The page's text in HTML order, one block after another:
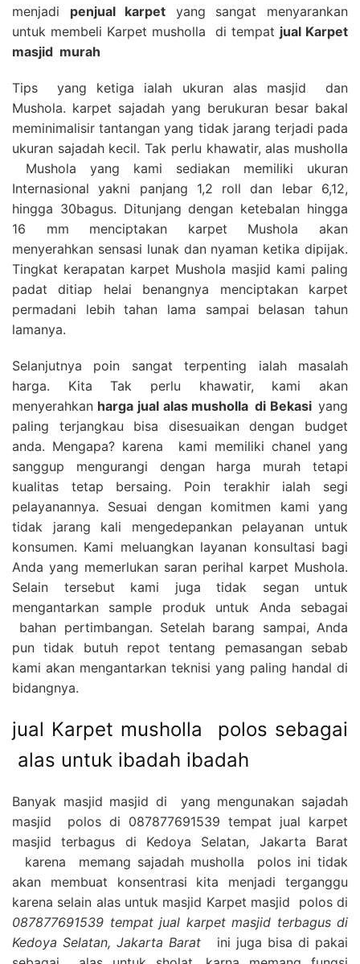
menjadi penjual karpet yang sangat menyarankan
untuk membeli Karpet musholla di tempat jual Karpet
masjid murah
Tips yang ketiga ialah ukuran alas masjid dan
Mushola. karpet sajadah yang berukuran besar bakal
meminimalisir tantangan yang tidak jarang terjadi pada
ukuran sajadah kecil. Tak perlu khawatir, alas musholla
Mushola yang kami sediakan memiliki ukuran
Internasional yakni panjang 1,2 roll dan lebar 6,12,
hingga 30bagus. Ditunjang dengan ketebalan hingga
16 mm menciptakan karpet Mushola akan
menyerahkan sensasi lunak dan nyaman ketika dipijak.
Tingkat kerapatan karpet Mushola masjid kami paling
padat ditiap helai benangnya menciptakan karpet
permadani lebih tahan lama sampai belasan tahun
lamanya.
Selanjutnya poin sangat terpenting ialah masalah
harga. Kita Tak perlu khawatir, kami akan
menyerahkan harga jual alas musholla di Bekasiyang
paling terjangkau bisa disesuaikan dengan budget
anda. Mengapa? karena kami memiliki chanel yang
sanggup mengurangi dengan harga murah tetapi
kualitas tetap bersaing. Poin terakhir ialah segi
pelayanannya. Sesuai dengan komitmen kami yang
tidak jarang kali mengedepankan pelayanan untuk
konsumen. Kami meluangkan layanan konsultasi bagi
Anda yang memerlukan saran perihal karpet Mushola.
Selain tersebut kami juga tidak segan untuk
mengantarkan sample produk untuk Anda sebagai
bahan pertimbangan. Setelah barang sampai, Anda
pun tidak butuh repot tentang pemasangan sebab
kami akan mengantarkan teknisi yang paling handal di
bidangnya.
jual Karpet musholla polos sebagai
alas untuk ibadah ibadah
Banyak masjid masjid di yang mengunakan sajadah
masjid polos di 087877691539 tempat jual karpet
masjid terbagus di Kedoya Selatan, Jakarta Barat
karena memang sajadah musholla polos ini tidak
akan membuat konsentrasi kita menjadi terganggu
karena selain alas untuk masjid Karpet masjid polos di
087877691539 tempat jual karpet masjid terbagus di
Kedoya Selatan, Jakarta Barat
ini juga bisa di pakai